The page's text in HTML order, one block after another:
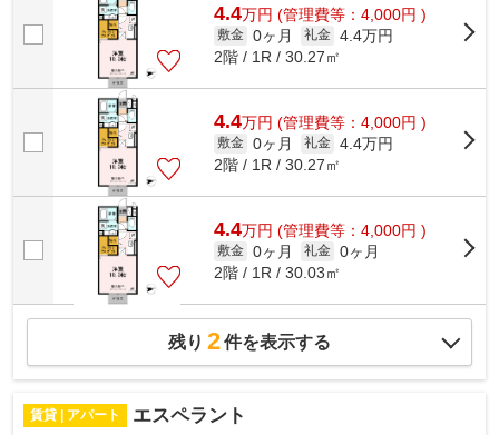
4.4万円 (管理費等：4,000円 )
敷金 0ヶ月 礼金 4.4万円
2階 / 1R / 30.27㎡
4.4万円 (管理費等：4,000円 )
敷金 0ヶ月 礼金 4.4万円
2階 / 1R / 30.27㎡
4.4万円 (管理費等：4,000円 )
敷金 0ヶ月 礼金 0ヶ月
2階 / 1R / 30.03㎡
残り 2件を表示する
賃貸 | アパート エスペラント